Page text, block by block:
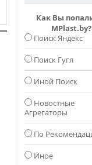
Как Вы
MPlast.by?
Поиск Яндекс
Поиск Гугл
Иной Поиск
Новостные
Агрегаторы
По
Иное